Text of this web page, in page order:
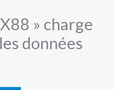
» charge
données